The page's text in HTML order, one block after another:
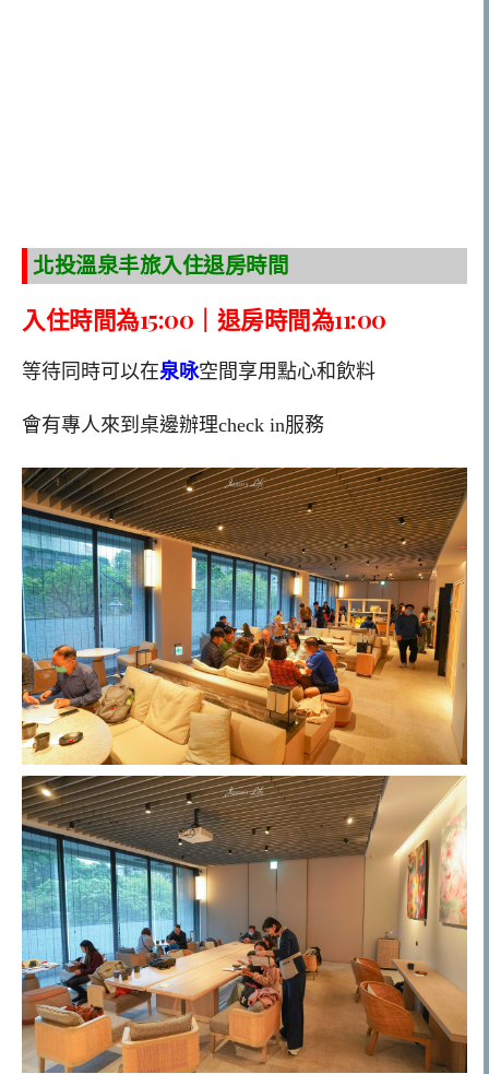
北投溫泉丰旅入住退房時間
入住時間為15:00｜退房時間為11:00
等待同時可以在泉咏空間享用點心和飲料
會有專人來到桌邊辦理check in服務